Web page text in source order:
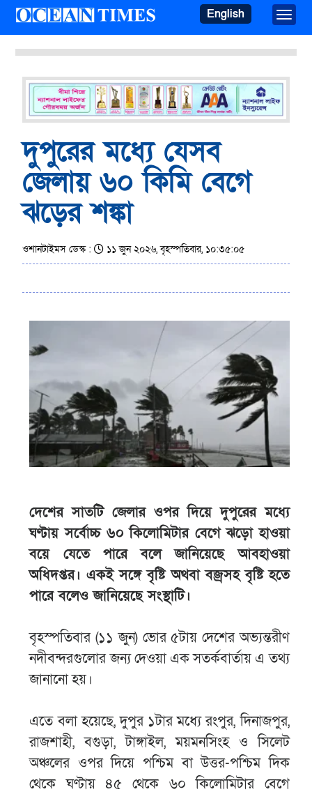
English
দুপুরের মধ্যে যেসব
জেলায় ৬০ কিমি বেগে
ঝড়ের শঙ্কা
ওশানটাইমস ডেস্ক : ১১ জুন ২০২৬, বৃহস্পতিবার, ১০:৩৫:০৫
দেশের সাতটি জেলার ওপর দিয়ে দুপুরের মধ্যে
ঘণ্টায় সর্বোচ্চ ৬০ কিলোমিটার বেগে ঝড়ো হাওয়া
বয়ে যেতে পারে বলে জানিয়েছে আবহাওয়া
অধিদপ্তর। একই সঙ্গে বৃষ্টি অথবা বজ্রসহ বৃষ্টি হতে
পারে বলেও জানিয়েছে সংস্থাটি।
বৃহস্পতিবার (১১ জুন) ভোর ৫টায় দেশের অভ্যন্তরীণ
নদীবন্দরগুলোর জন্য দেওয়া এক সতর্কবার্তায় এ তথ্য
জানানো হয়।
এতে বলা হয়েছে, দুপুর ১টার মধ্যে রংপুর, দিনাজপুর,
রাজশাহী, বগুড়া, টাঙ্গাইল, ময়মনসিংহ ও সিলেট
অঞ্চলের ওপর দিয়ে পশ্চিম বা উত্তর-পশ্চিম দিক
থেকে ঘণ্টায় ৪৫ থেকে ৬০ কিলোমিটার বেগে